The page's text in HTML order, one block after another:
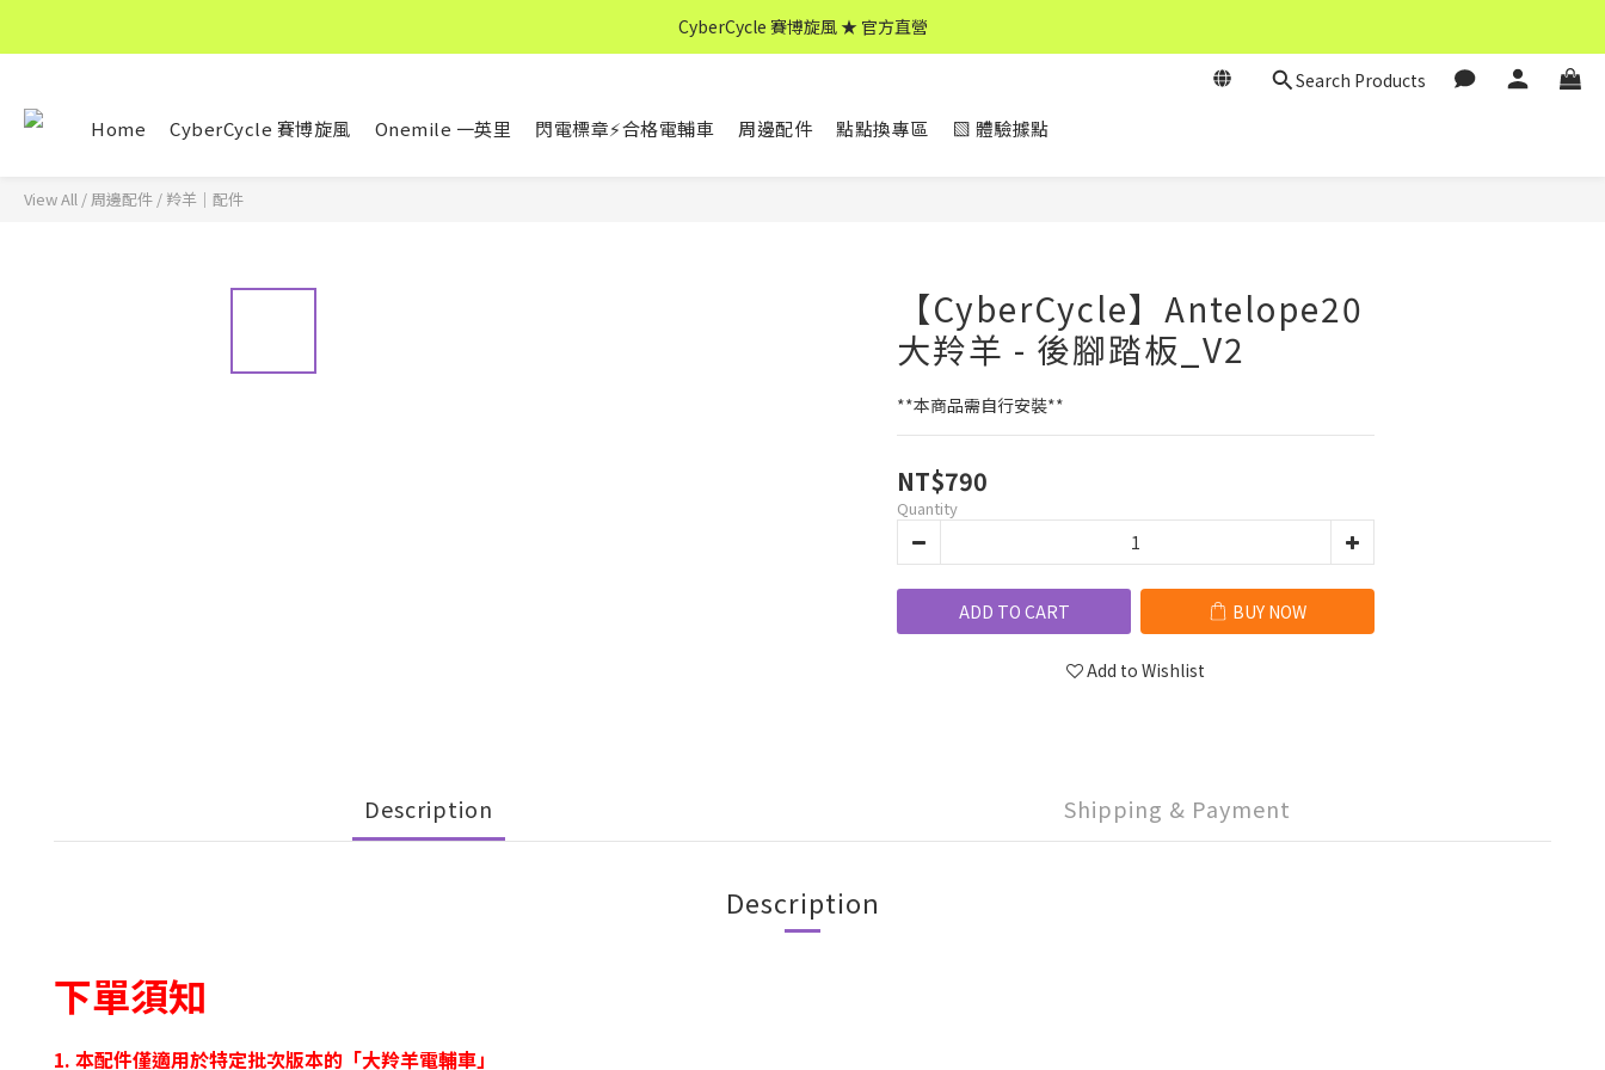
CyberCycle 賽博旋風 ★ 官方直營
CyberCycle 賽博旋風 ★ 官方直營
CyberCycle 賽博旋風 ★ 官方直營
Search Products
Home CyberCycle 賽博旋風 Onemile 一英里 閃電標章⚡合格電輔車 周邊配件 點點換專區 ▧ 體驗據點
View All / 周邊配件 / 羚羊｜配件
【CyberCycle】Antelope20
大羚羊 - 後腳踏板_V2
**本商品需自行安裝**
NT$790
Quantity
ADD TO CART BUY NOW
Add to Wishlist
Description Shipping & Payment
Description
下單須知
1. 本配件僅適用於特定批次版本的「大羚羊電輔車」